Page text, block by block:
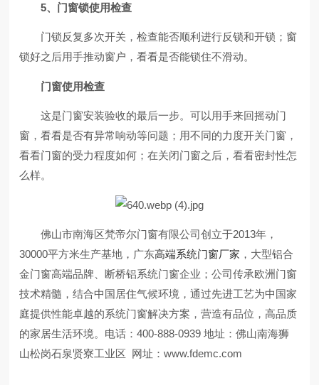
5、门窗锁使用检查
门锁反复多次开关，检查能否顺利进行反锁和开锁；窗
锁好之后用手推动窗户，看看是否能锁住不滑动。
门窗使用检查
这是门窗安装验收的最后一步。可以用手来回摇动门
窗，看看是否有异常响动等问题；用不同的力度开关门窗，
看看门窗的受力程度如何；在关闭门窗之后，看看密封性怎
么样。
佛山市南海区梵帝尔门窗有限公司创立于2013年，
30000平方米生产基地，广东高端系统门窗厂家 ，大型铝合
金门窗高端品牌、断桥铝系统门窗企业；公司传承欧洲门窗
技术精髓，结合中国居住气候环境，通过先进工艺为中国家
庭提供性能卓越的系统门窗解决方案，营造有品位，高品质
的家居生活环境。电话：400-888-0939 地址：佛山南海狮
山松岗石泉贤寮工业区 网址：www.fdemc.com